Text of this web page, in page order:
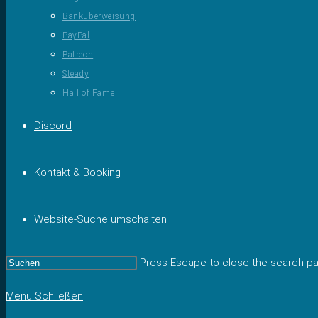
Banküberweisung
PayPal
Patreon
Steady
Hall of Fame
Discord
Kontakt & Booking
Website-Suche umschalten
Press Escape to close the search
Menü Schließen